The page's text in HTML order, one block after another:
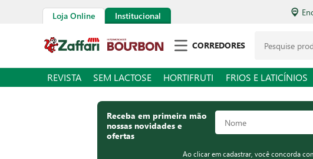
Loja Online Institucional
CORREDORES
REVISTA SEM LACTOSE HORTIFRUTI FRIOS E LATICÍNIOS
Receba em primeira mão
nossas novidades e
ofertas
Ao clicar em cadastrar, você concorda